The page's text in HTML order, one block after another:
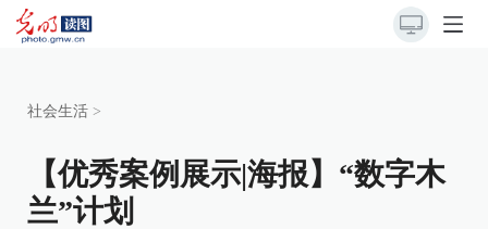
社会生活 >
【优秀案例展示|海报】“数字木
兰”计划